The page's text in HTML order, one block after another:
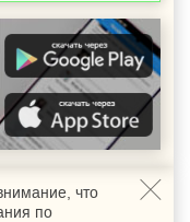
что
по